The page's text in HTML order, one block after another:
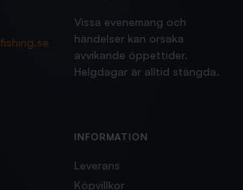
Vissa evenemang och
händelser kan orsaka
avvikande öppettider.
Helgdagar är alltid stängda.
INFORMATION
Leverans
Köpvillkor